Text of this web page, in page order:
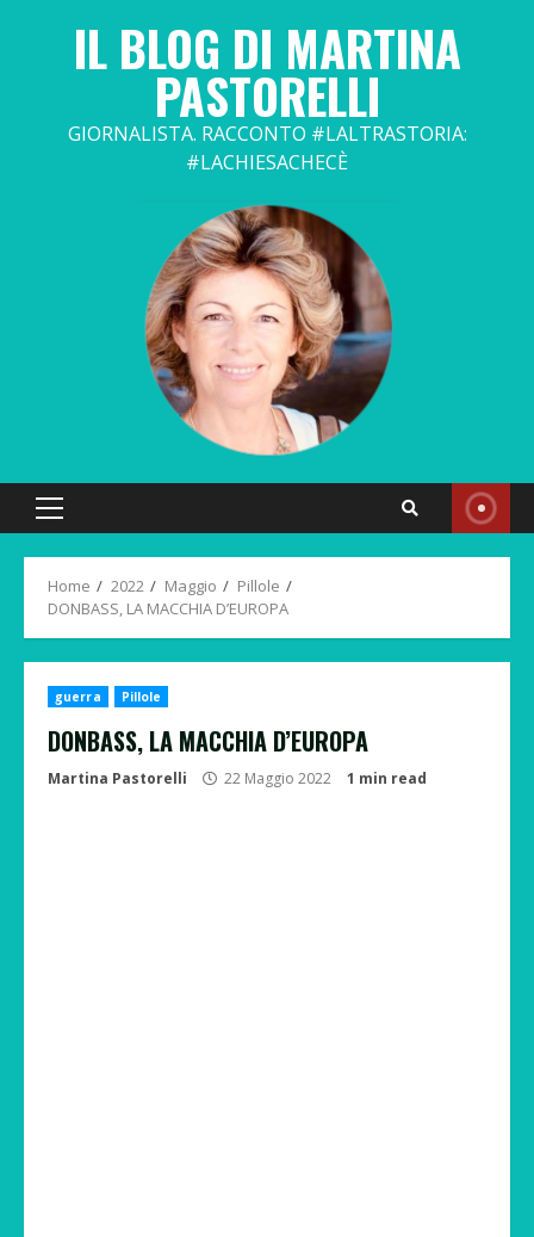
IL BLOG DI MARTINA
PASTORELLI
GIORNALISTA. RACCONTO #LALTRASTORIA:
#LACHIESACHECÈ
Primary
Home 2022 Maggio
Pillole
DONBASS, LA MACCHIA D’EUROPA
guerra Pillole
DONBASS, LA MACCHIA D’EUROPA
Martina Pastorelli 22 Maggio 2022 1 min read